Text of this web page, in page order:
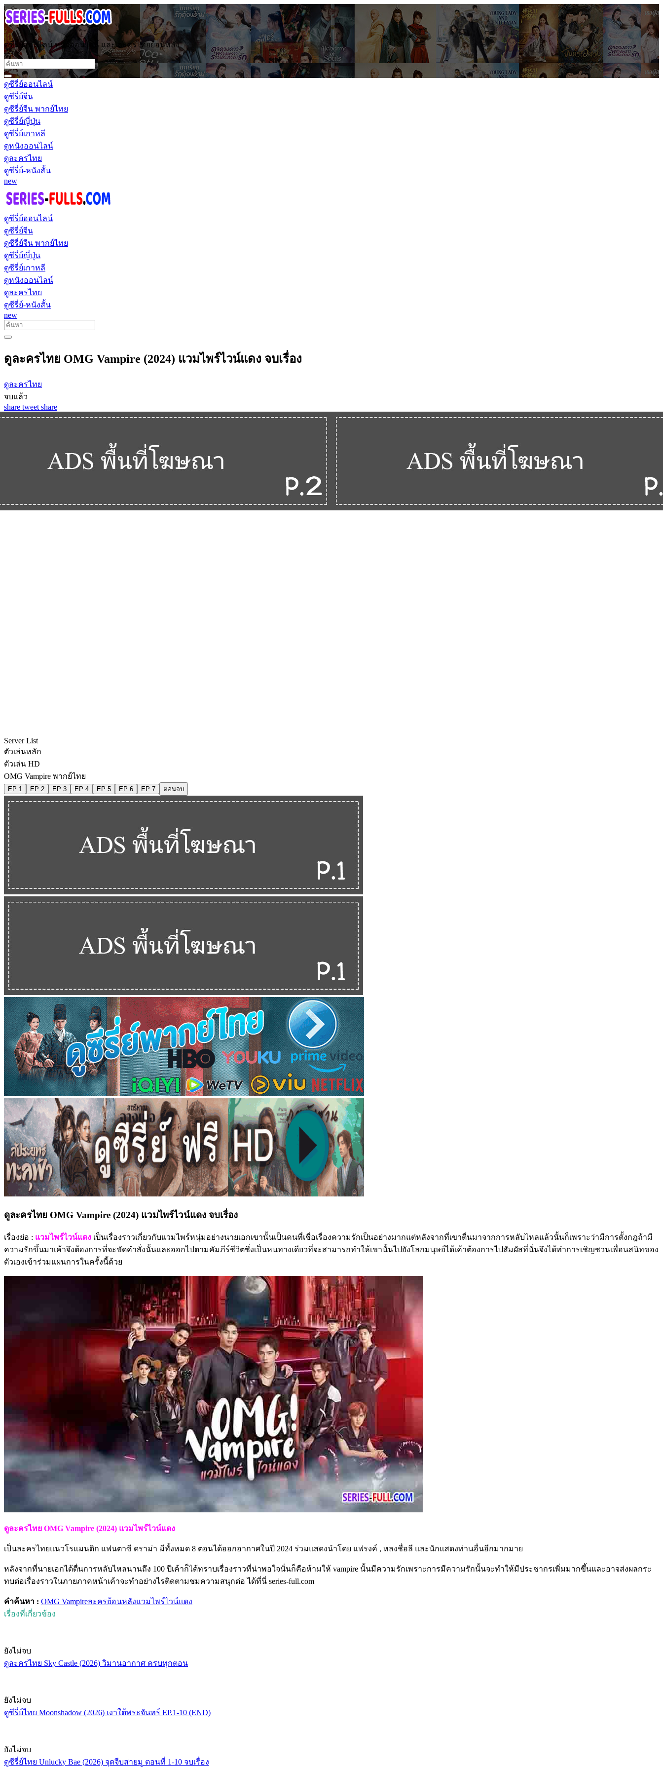
ดูซีรี่ย์ออนไลน์ หนังออนไลน์ และ ละครไทยย้อนหลัง
ดูซีรี่ย์ออนไลน์
ดูซีรี่ย์จีน
ดูซีรี่ย์จีน พากย์ไทย
ดูซีรี่ย์ญี่ปุ่น
ดูซีรี่ย์เกาหลี
ดูหนังออนไลน์
ดูละครไทย
ดูซีรี่ย์-หนังสั้น
new
ดูซีรี่ย์ออนไลน์
ดูซีรี่ย์จีน
ดูซีรี่ย์จีน พากย์ไทย
ดูซีรี่ย์ญี่ปุ่น
ดูซีรี่ย์เกาหลี
ดูหนังออนไลน์
ดูละครไทย
ดูซีรี่ย์-หนังสั้น
new
ดูละครไทย OMG Vampire (2024) แวมไพร์ไวน์แดง จบเรื่อง
ดูละครไทย
จบแล้ว
share tweet share
Server List
ตัวเล่นหลัก
ตัวเล่น HD
OMG Vampire พากย์ไทย
EP 1 EP 2 EP 3 EP 4 EP 5 EP 6 EP 7 ตอนจบ
ดูละครไทย OMG Vampire (2024) แวมไพร์ไวน์แดง จบเรื่อง
เรื่องย่อ : แวมไพร์ไวน์แดง เป็นเรื่องราวเกี่ยวกับแวมไพร์หนุ่มอย่างนายเอกเขานั้นเป็นคนที่เชื่อเรื่องความรักเป็นอย่างมากแต่หลังจากที่เขาตื่นมาจากการหลับไหลแล้วนั้นก็เพราะว่ามีการตั้งกฎถ้ามี
ความรักขึ้นมาเค้าจึงต้องการที่จะขัดคำสั่งนั้นและออกไปตามคัมภีร์ชีวิตซึ่งเป็นหนทางเดียวที่จะสามารถทำให้เขานั้นไปยังโลกมนุษย์ได้เค้าต้องการไปสัมผัสที่นั่นจึงได้ทำการเชิญชวนเพื่อนสนิทของ
ตัวเองเข้าร่วมแผนการในครั้งนี้ด้วย
ดูละครไทย OMG Vampire (2024) แวมไพร์ไวน์แดง
เป็นละครไทยแนวโรแมนติก แฟนตาซี ดราม่า มีทั้งหมด 8 ตอนได้ออกอากาศในปี 2024 ร่วมแสดงนำโดย แฟรงค์ , หลงชื่อลี และนักแสดงท่านอื่นอีกมากมาย
หลังจากที่นายเอกได้ตื่นการหลับไหลนานถึง 100 ปีเค้าก็ได้ทราบเรื่องราวที่น่าพอใจนั่นก็คือห้ามให้ vampire นั้นมีความรักเพราะการมีความรักนั้นจะทำให้มีประชากรเพิ่มมากขึ้นและอาจส่งผลกระ
ทบต่อเรื่องราวในภายภาคหน้าเค้าจะทำอย่างไรติดตามชมความสนุกต่อ ได้ที่นี่ series-full.com
คำค้นหา : OMG Vampireละครย้อนหลังแวมไพร์ไวน์แดง
เรื่องที่เกี่ยวข้อง
ยังไม่จบ
ดูละครไทย Sky Castle (2026) วิมานอากาศ ครบทุกตอน
ยังไม่จบ
ดูซีรี่ย์ไทย Moonshadow (2026) เงาใต้พระจันทร์ EP.1-10 (END)
ยังไม่จบ
ดูซีรี่ย์ไทย Unlucky Bae (2026) จุดจีบสายมู ตอนที่ 1-10 จบเรื่อง